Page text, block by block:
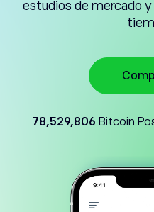
estudios de mercado
78,529,806 Bitcoin